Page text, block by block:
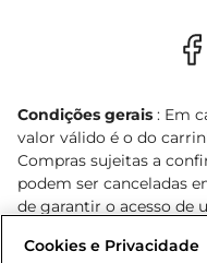
Condições gerais : Em
valor válido é o do
Compras sujeitas a
podem ser canceladas
de garantir o acesso de
promocionais poderá
Cookies e Privacidade